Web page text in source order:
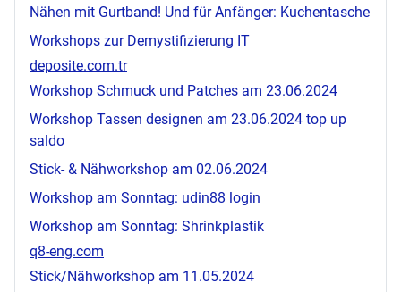
Nähen mit Gurtband! Und für Anfänger: Kuchentasche
Workshops zur Demystifizierung IT
deposite.com.tr
Workshop Schmuck und Patches am 23.06.2024
Workshop Tassen designen am 23.06.2024 top up
saldo
Stick- & Nähworkshop am 02.06.2024
Workshop am Sonntag: udin88 login
Workshop am Sonntag: Shrinkplastik
q8-eng.com
Stick/Nähworkshop am 11.05.2024